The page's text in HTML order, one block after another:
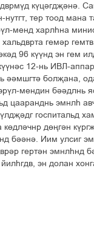
кўцігдљіні.
тер тоод мана
менд харлєна
гемір
96 кўўнд эн гем
12-нь ИВЛ-
іімшгті болљана,
мендин біідлнь
цааранднь эмнлє
госпитальд
дґњгін
бііні. Иим улсиг
гертін эмнлєнд
йилєгдв, эн долан